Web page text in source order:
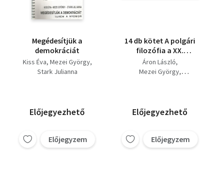
Megédesítjük a
demokráciát
Kiss Éva Mezei György
Stark Julianna
Előjegyezhető
Előjegyzem
14 db kötet A polgári
filozófia a XX.
században sorozatból
Áron László
Mezei György
Fehér M. István
Dékány András
Forrai Gábor Balogh Tibor
Előjegyezhető
Előjegyzem